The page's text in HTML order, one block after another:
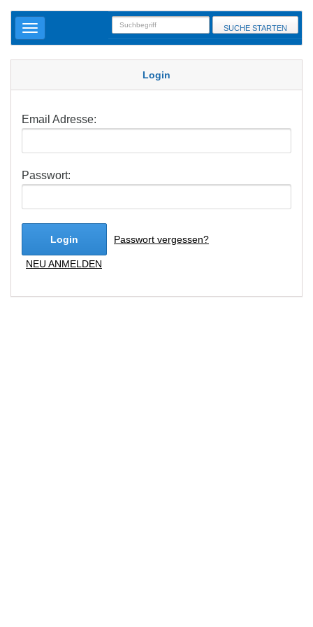
SUCHE STARTEN
Login
Email Adresse:
Passwort:
Login Passwort vergessen?
NEU ANMELDEN